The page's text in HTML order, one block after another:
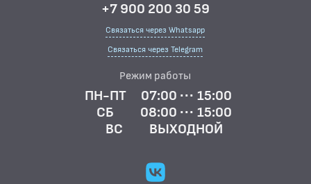
+7 900 200 30 59
Связаться через Whatsapp
Связаться через Telegram
Режим работы
ПН-ПТ
07:00 ··· 15:00
СБ
08:00 ··· 15:00
ВС
ВЫХОДНОЙ